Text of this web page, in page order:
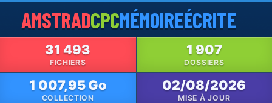
AMSTRADCPCMÉMOIREÉCRITE
31 493
FICHIERS
1 907
DOSSIERS
1 007,95 Go
COLLECTION
02/08/2026
MISE À JOUR